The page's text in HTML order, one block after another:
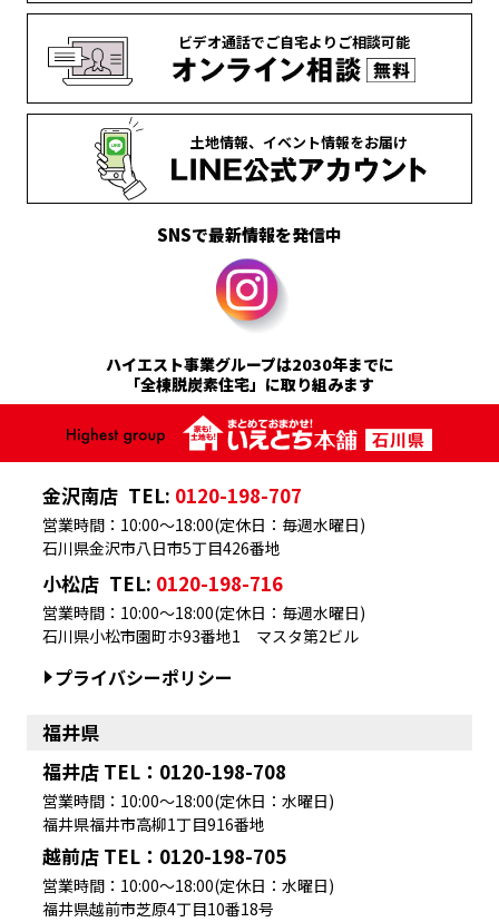
ビデオ通話でご自宅より ご相談可能
土地情報、 イベント情報をお届け
SNSで最新情報を発信中
ハイエスト事業グループは2030年までに
「全棟脱炭素住宅」に取り組みます
金沢南店 TEL: 0120-198-707
石川県金沢市八日市5丁目426番地
営業時間：10:00～18:00(定休日：毎週水曜日)
小松店 TEL: 0120-198-716
石川県小松市園町ホ93番地1 マスタ第2ビル
営業時間：10:00～18:00(定休日：毎週水曜日)
プライバシーポリシー
福井県
福井店 TEL：0120-198-708
営業時間：10:00～18:00(定休日：水曜日)
福井県福井市高柳1丁目916番地
越前店 TEL：0120-198-705
営業時間：10:00～18:00(定休日：水曜日)
福井県越前市芝原4丁目10番18号